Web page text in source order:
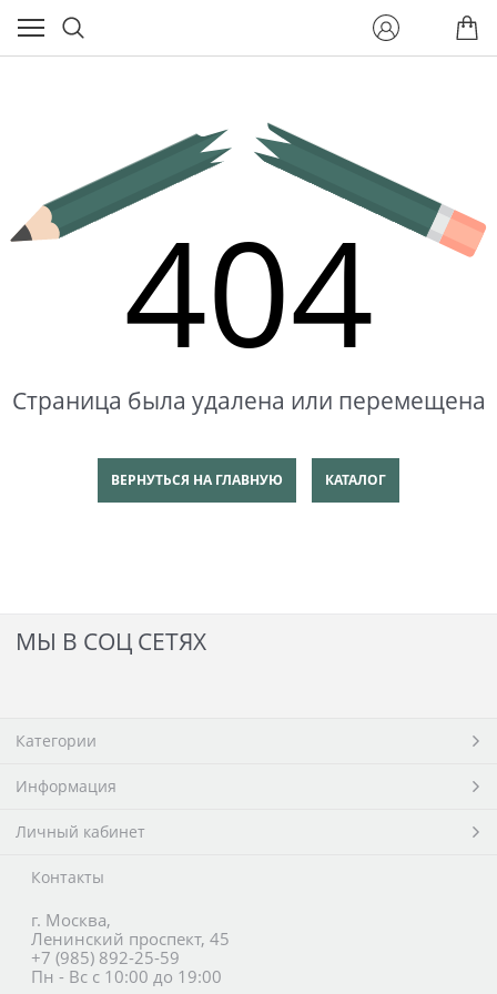
404
Страница была удалена или перемещена
ВЕРНУТЬСЯ НА ГЛАВНУЮ КАТАЛОГ
МЫ В СОЦ СЕТЯХ
Категории
Информация
Личный кабинет
Контакты
г. Москва,
Ленинский проспект, 45
+7 (985) 892-25-59
Пн - Вс с 10:00 до 19:00